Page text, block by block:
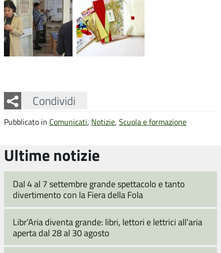
Condividi
Facebook
Twitter
Whatsapp
Pubblicato in Comunicati, Notizie, Scuola e formazione
Ultime notizie
Dal 4 al 7 settembre grande spettacolo e tanto
divertimento con la Fiera della Fola
Libr’Aria diventa grande: libri, lettori e lettrici all’aria
aperta dal 28 al 30 agosto